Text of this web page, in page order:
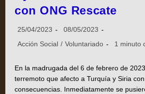
con ONG Rescate
25/04/2023
08/05/2023
Acción Social / Voluntariado 1 minuto
En la madrugada del 6 de febrero de
terremoto que afecto a Turquía y Siria
consecuencias. Inmediatamente se